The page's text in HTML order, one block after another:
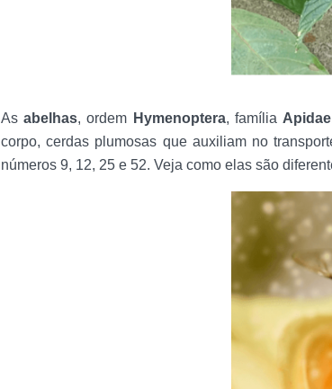
Asabelhas, ordem Hymenoptera, família Apidae
corpo, cerdas plumosas que auxiliam no
números 9, 12, 25 e 52. Veja como elas são